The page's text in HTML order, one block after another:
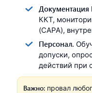
Документация
ККТ,
(CAPA),
Персонал.
допуски,
действий при
Важно: провал